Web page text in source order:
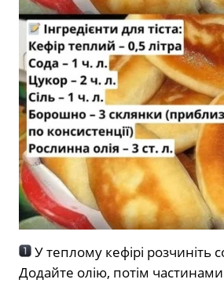
У теплому кефірі розчиніть
Додайте олію, потім